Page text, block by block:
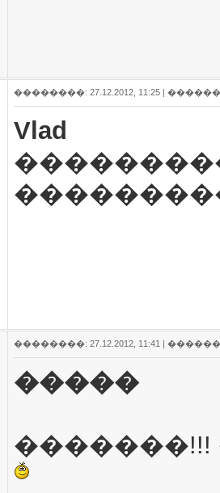
��������: 27.12.2012, 11:25 |
Vlad
��������: 27.12.2012, 11:41 |
�����